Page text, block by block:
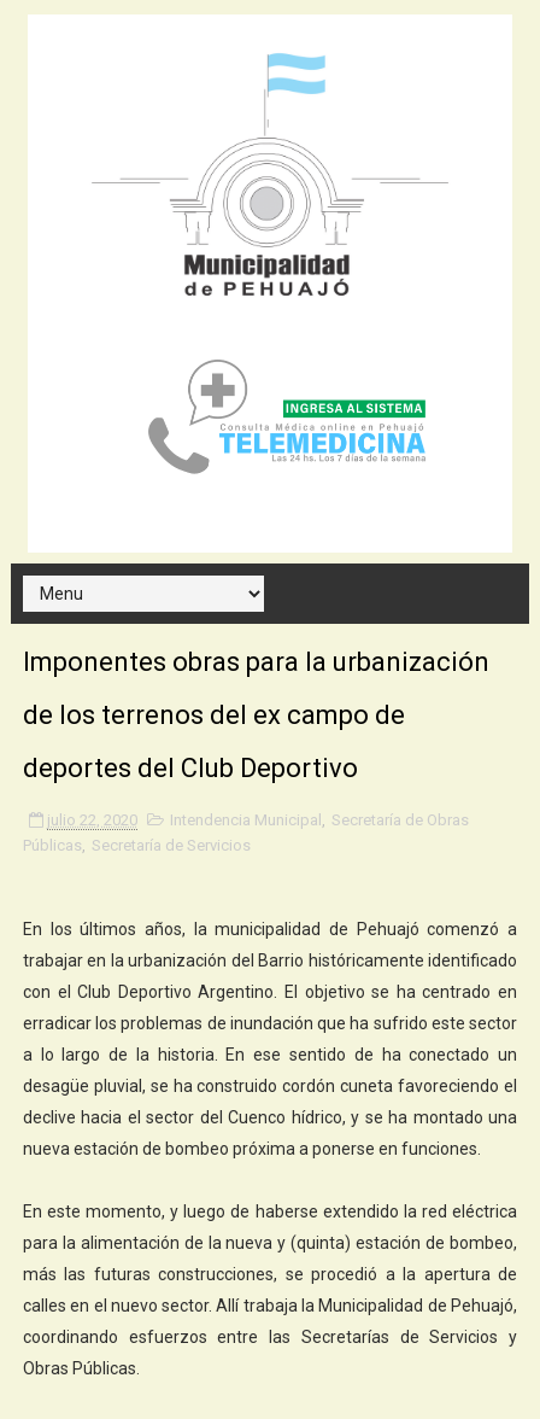
Imponentes obras para la urbanización
de los terrenos del ex campo de
deportes del Club Deportivo
julio 22, 2020 Intendencia Municipal
Secretaría de Obras
Públicas
Secretaría de Servicios
En los últimos años, la municipalidad de Pehuajó comenzó a
trabajar en la urbanización del Barrio históricamente identificado
con el Club Deportivo Argentino. El objetivo se ha centrado en
erradicar los problemas de inundación que ha sufrido este sector
a lo largo de la historia. En ese sentido de ha conectado un
desagüe pluvial, se ha construido cordón cuneta favoreciendo el
declive hacia el sector del Cuenco hídrico, y se ha montado una
nueva estación de bombeo próxima a ponerse en funciones.
En este momento, y luego de haberse extendido la red eléctrica
para la alimentación de la nueva y (quinta) estación de bombeo,
más las futuras construcciones, se procedió a la apertura de
calles en el nuevo sector. Allí trabaja la Municipalidad de Pehuajó,
coordinando esfuerzos entre las Secretarías de Servicios y
Obras Públicas.